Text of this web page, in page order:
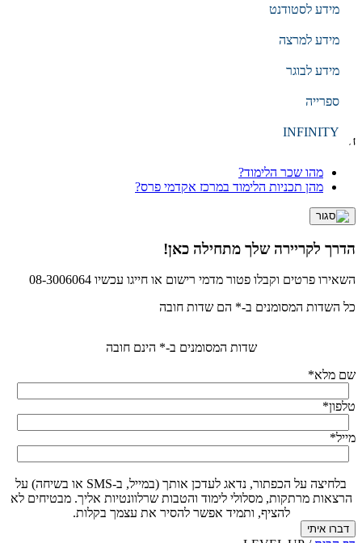
מידע לסטודנט
מידע למרצה
מידע לבוגר
ספרייה
INFINITY
עברית
חיפושים נפוצים
מהו שכר הלימוד?
מהן תכניות הלימוד במרכז אקדמי פרס?
הדרך לקריירה שלך מתחילה כאן!
השאירו פרטים וקבלו פטור מדמי רישום או חייגו עכשיו 08-3006064
כל השדות המסומנים ב-* הם שדות חובה
שדות המסומנים ב-* הינם חובה
שם מלא*
טלפון*
מייל*
בלחיצה על הכפתור, נדאג לעדכן אותך (במייל, ב-SMS או בשיחה) על
הרצאות מרתקות, מסלולי לימוד והטבות שרלוונטיות אליך. מבטיחים לא
להציף, ותמיד אפשר להסיר את עצמך בקלות.